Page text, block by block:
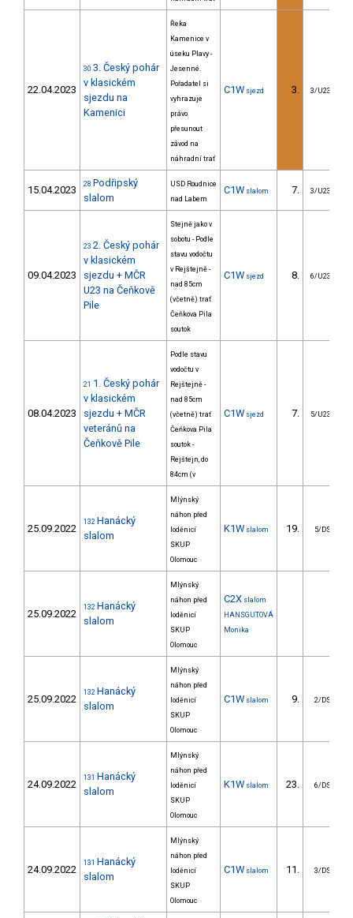
22.04.2023
30 3. Český pohár
v klasickém
sjezdu na
Kamenici
Řeka
Kamenice v
úseku Plavy -
Jesenné.
Pořadatel si
vyhrazuje
právo
přesunout
závod na
náhradní trať
C1W sjezd 3. 3/U23
15.04.2023 28 Podřipský
slalom
USD Roudnice
nad Labem
C1W slalom 7. 3/U23
09.04.2023
23 2. Český pohár
v klasickém
sjezdu + MČR
U23 na Čeňkově
Pile
Stejně jako v
sobotu - Podle
stavu vodočtu
v Rejštejně -
nad 85cm
(včetně) trať
Čeňkova Pila
soutok
C1W sjezd 8. 6/U23
08.04.2023
21 1. Český pohár
v klasickém
sjezdu + MČR
veteránů na
Čeňkově Pile
Podle stavu
vodočtu v
Rejštejně -
nad 85cm
(včetně) trať
Čeňkova Pila
soutok -
Rejštejn, do
84cm (v
C1W sjezd 7. 5/U23
25.09.2022
132 Hanácký
slalom
Mlýnský
náhon před
loděnicí
SKUP
Olomouc
K1W slalom 19. 5/DS
25.09.2022
132 Hanácký
slalom
Mlýnský
náhon před
loděnicí
SKUP
Olomouc
C2X slalom
HANSGUTOVÁ
Monika
25.09.2022
132 Hanácký
slalom
Mlýnský
náhon před
loděnicí
SKUP
Olomouc
C1W slalom 9. 2/DS
24.09.2022
131 Hanácký
slalom
Mlýnský
náhon před
loděnicí
SKUP
Olomouc
K1W slalom 23. 6/DS
24.09.2022
131 Hanácký
slalom
Mlýnský
náhon před
loděnicí
SKUP
Olomouc
C1W slalom 11. 3/DS